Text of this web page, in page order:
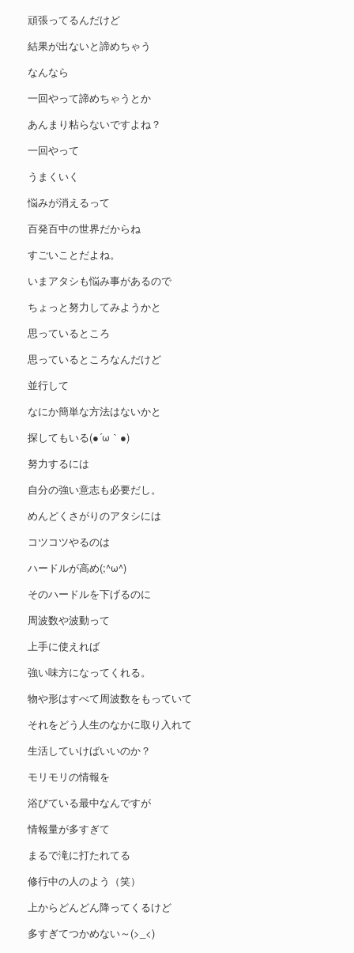
頑張ってるんだけど
結果が出ないと諦めちゃう
なんなら
一回やって諦めちゃうとか
あんまり粘らないですよね？
一回やって
うまくいく
悩みが消えるって
百発百中の世界だからね
すごいことだよね。
いまアタシも悩み事があるので
ちょっと努力してみようかと
思っているところ
思っているところなんだけど
並行して
なにか簡単な方法はないかと
探してもいる(●´ω｀●)
努力するには
自分の強い意志も必要だし。
めんどくさがりのアタシには
コツコツやるのは
ハードルが高め(;^ω^)
そのハードルを下げるのに
周波数や波動って
上手に使えれば
強い味方になってくれる。
物や形はすべて周波数をもっていて
それをどう人生のなかに取り入れて
生活していけばいいのか？
モリモリの情報を
浴びている最中なんですが
情報量が多すぎて
まるで滝に打たれてる
修行中の人のよう（笑）
上からどんどん降ってくるけど
多すぎてつかめない～(>_<)